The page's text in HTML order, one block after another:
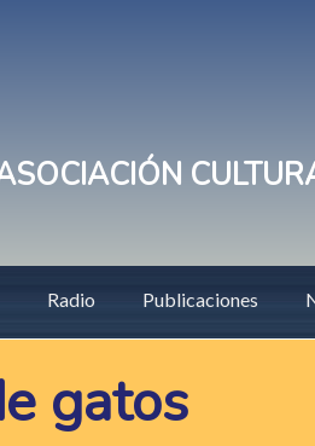
Radio Publicaciones
gatos